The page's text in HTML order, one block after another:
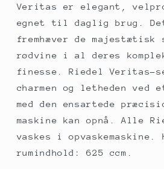
Veritas er elegant,
egnet til daglig brug.
fremhæver de majestætisk
rødvine i al deres
finesse. Riedel Veritas-
charmen og letheden ved
med den ensartede
maskine kan opnå. Alle
vaskes i opvaskemaskine.
rumindhold: 625 ccm.